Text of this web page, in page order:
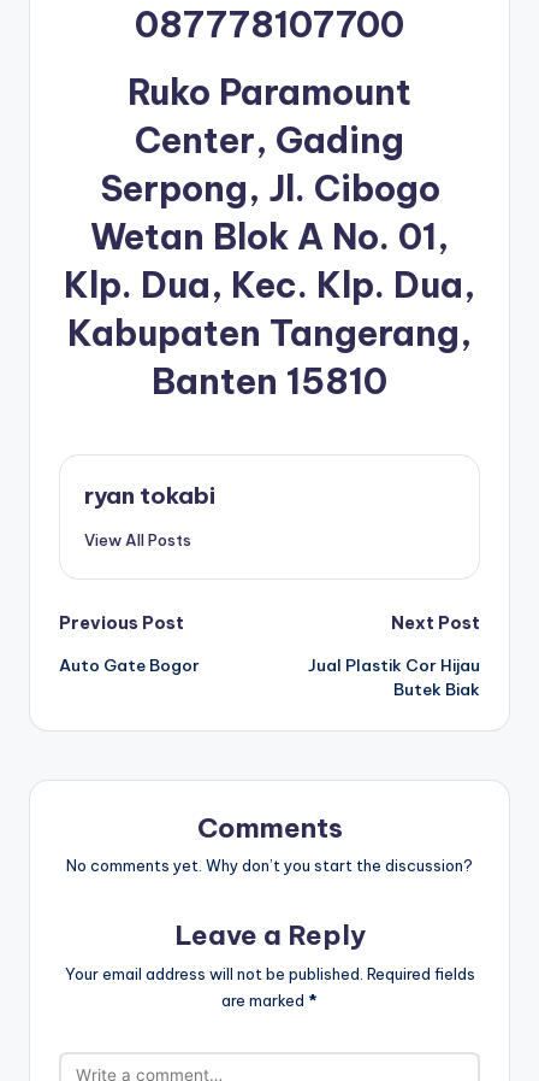
087778107700
Ruko Paramount
Center, Gading
Serpong, Jl. Cibogo
Wetan Blok A No. 01,
Klp. Dua, Kec. Klp. Dua,
Kabupaten Tangerang,
Banten 15810
ryan tokabi
View All Posts
Post
navigation
Previous Post
Auto Gate Bogor
Next Post
Jual Plastik Cor Hijau
Butek Biak
Comments
No comments yet. Why don’t you start the discussion?
Leave a Reply
Your email address will not be published. Required fields
are marked *